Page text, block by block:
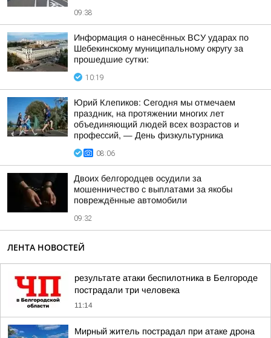
09:38
Информация о нанесённых ВСУ ударах по
Шебекинскому муниципальному округу за
прошедшие сутки:
10:19
Юрий Клепиков: Сегодня мы отмечаем
праздник, на протяжении многих лет
объединяющий людей всех возрастов и
профессий, — День физкультурника
08:06
Двоих белгородцев осудили за
мошенничество с выплатами за якобы
повреждённые автомобили
09:32
ЛЕНТА НОВОСТЕЙ
результате атаки беспилотника в Белгороде
пострадали три человека
11:14
Мирный житель пострадал при атаке дрона